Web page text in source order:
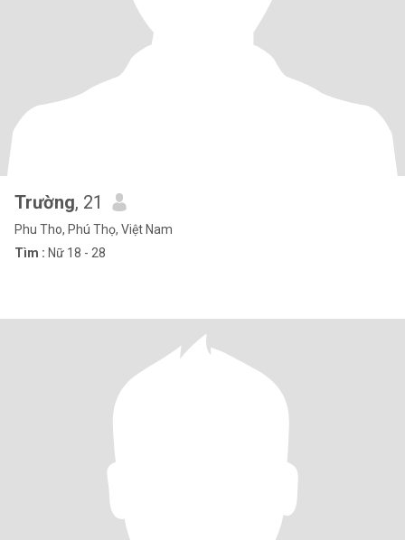
Trường, 21
Phu Tho, Phú Thọ, Việt Nam
Tìm : Nữ 18 - 28